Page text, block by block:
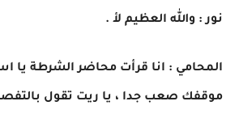
نور : والله العظيم لأ .
المحامي : انا قرأت محاضر الشرطة يا
موقفك صعب جدا ، يا ريت تقول